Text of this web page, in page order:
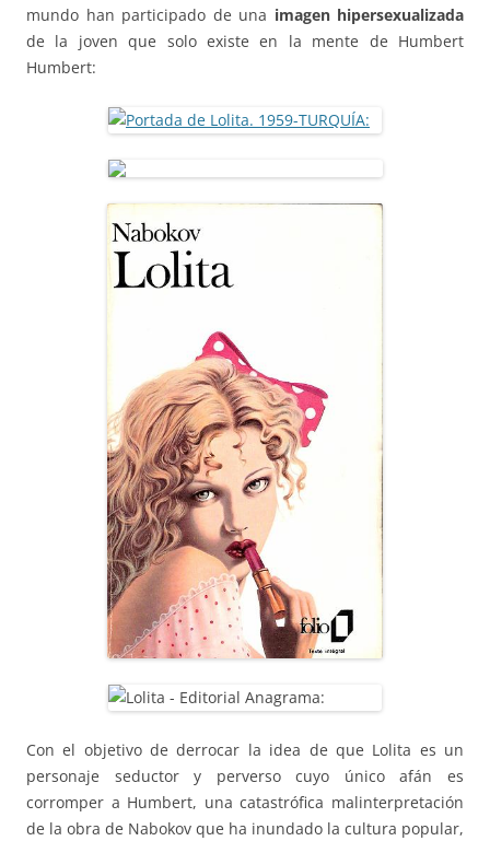
mundo han participado de una imagen hipersexualizada
de la joven que solo existe en la mente de Humbert
Humbert:
Con el objetivo de derrocar la idea de que Lolita es un
personaje seductor y perverso cuyo único afán es
corromper a Humbert, una catastrófica malinterpretación
de la obra de Nabokov que ha inundado la cultura popular,